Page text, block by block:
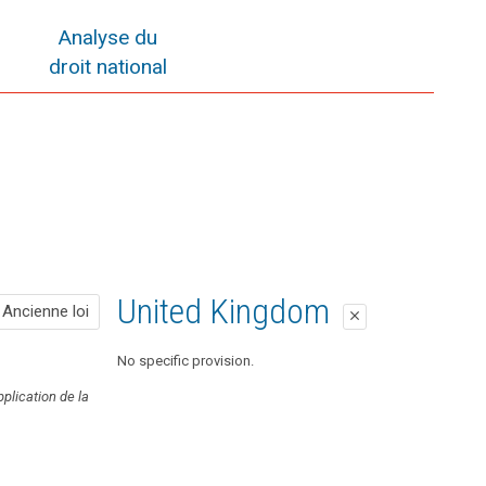
Analyse du
droit national
Ancienne loi
de la
Ancienne loi close
Pas de disposition correspondante
United Kingdom close
No specific provision.